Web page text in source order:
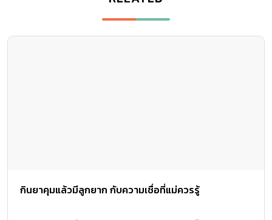
กินยาคุมแล้วมีลูกยาก กับความเชื่อที่แม่ควรรู้